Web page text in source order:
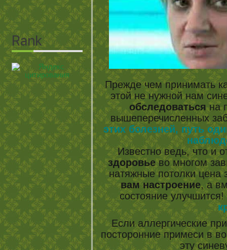
Прежде чем принимать
этой не нужной нам
обследоватьсяна
вышеперечисленных
этих болезней, путь
Известно ведь, что и
здоровьево многом
натяжные потолки цена
вам настроение, а
состояние улучшится!
Если аллергические
посторонние примеси в
эту